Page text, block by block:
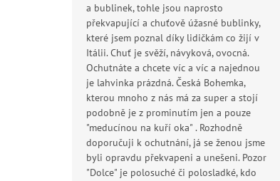
a bublinek, tohle jsou naprosto
překvapující a chuťově úžasné bublinky,
které jsem poznal díky lidičkám co žijí v
Itálii. Chuť je svěží, návyková, ovocná.
Ochutnáte a chcete víc a víc a najednou
je lahvinka prázdná. Česká Bohemka,
kterou mnoho z nás má za super a stojí
podobně je z prominutím jen a pouze
"meducínou na kuří oka" . Rozhodně
doporučuji k ochutnání, já se ženou jsme
byli opravdu překvapeni a unešeni. Pozor
"Dolce" je polosuché či polosladké, kdo